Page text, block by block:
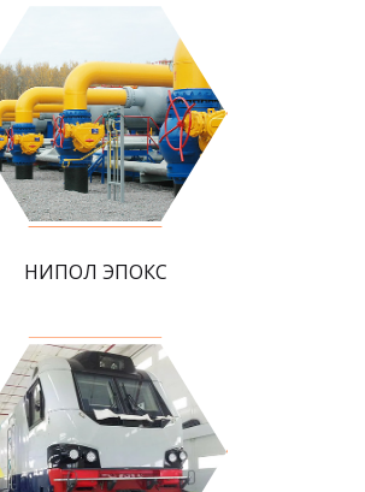
НИПОЛ ЭПОКС